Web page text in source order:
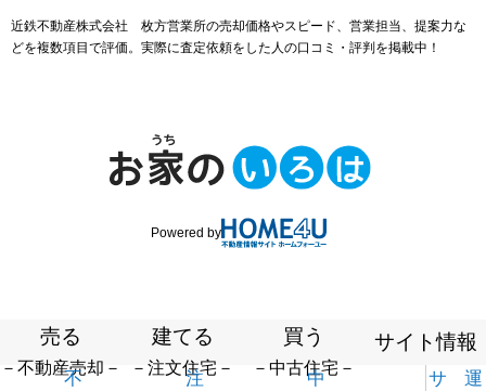
近鉄不動産株式会社 枚方営業所の売却価格やスピード、営業担当、提案力な
どを複数項目で評価。実際に査定依頼をした人の口コミ・評判を掲載中！
Powered by
売る
－不動産売却－
不
建てる
－注文住宅－
注
買う
－中古住宅－
中
サイト情報
サ
運